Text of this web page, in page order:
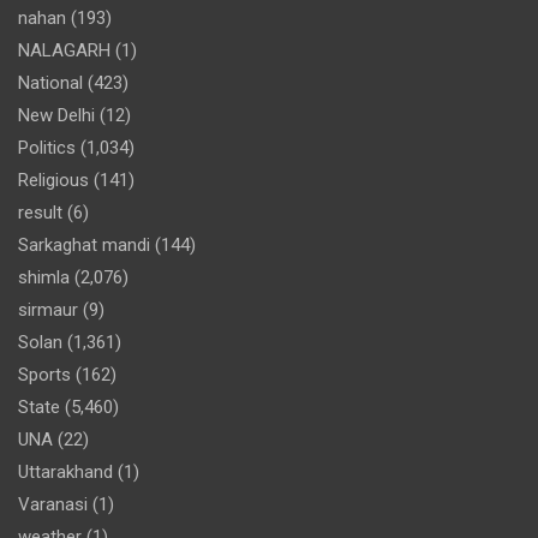
nahan (193)
NALAGARH (1)
National (423)
New Delhi (12)
Politics (1,034)
Religious (141)
result (6)
Sarkaghat mandi (144)
shimla (2,076)
sirmaur (9)
Solan (1,361)
Sports (162)
State (5,460)
UNA (22)
Uttarakhand (1)
Varanasi (1)